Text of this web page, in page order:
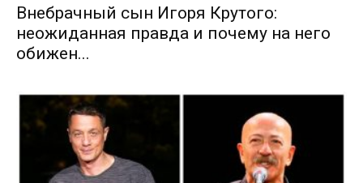
Внебрачный сын Игоря Крутого:
неожиданная правда и почему на него
обижен...